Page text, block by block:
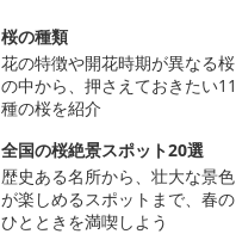
桜の種類
花の特徴や開花時期が異なる桜
の中から、押さえておきたい11
種の桜を紹介
全国の桜絶景スポット20選
歴史ある名所から、壮大な景色
が楽しめるスポットまで、春の
ひとときを満喫しよう